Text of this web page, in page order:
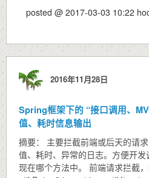
posted @ 2017-03-03 10:22
2016年11月28日
Spring框架下的 “接口调用、
值、耗时信息输出
摘要： 主要拦截前端或后天的请
值、耗时、异常的日志。方便开
现在哪个方法中。 前端请求拦截